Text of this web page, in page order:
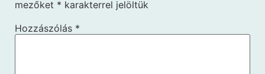
mezőket * karakterrel jelöltük
Hozzászólás *